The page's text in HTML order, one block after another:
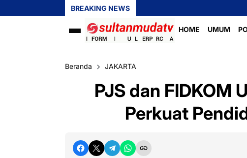
BREAKING NEWS
HOME UMUM
Beranda JAKARTA
PJS dan FIDKOM
Perkuat